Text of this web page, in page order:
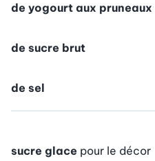
de yogourt aux pruneaux
de sucre brut
de sel
sucre glace pour le décor